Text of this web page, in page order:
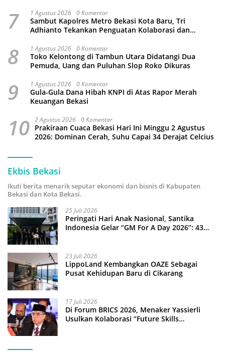
7 1 Agustus 2026 0 Komentar
Sambut Kapolres Metro Bekasi Kota Baru, Tri
Adhianto Tekankan Penguatan Kolaborasi dan
8 1 Agustus 2026 0 Komentar
Toko Kelontong di Tambun Utara Didatangi Dua
Pemuda, Uang dan Puluhan Slop Roko Dikuras
9 1 Agustus 2026 0 Komentar
Gula-Gula Dana Hibah KNPI di Atas Rapor Merah
Keuangan Bekasi
10 2 Agustus 2026 0 Komentar
Prakiraan Cuaca Bekasi Hari Ini Minggu 2 Agustus
2026: Dominan Cerah, Suhu Capai 34 Derajat Celcius
Ekbis Bekasi
Ikuti berita menarik seputar ekonomi dan bisnis di Kabupaten
Bekasi dan Kota Bekasi.
25 Juli 2026
Peringati Hari Anak Nasional, Santika
Indonesia Gelar “GM For A Day 2026”: 43
23 Juli 2026
LippoLand Kembangkan OAZE Sebagai
Pusat Kehidupan Baru di Cikarang
17 Juli 2026
Di Forum BRICS 2026, Menaker Yassierli
Usulkan Kolaborasi “Future Skills